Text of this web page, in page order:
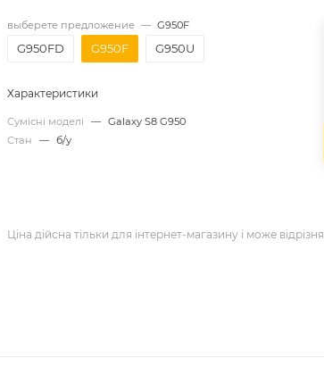
выберете предложение — G950F
G950FD G950F G950U
Характеристики
Сумісні моделі — Galaxy S8 G950
Стан
— б/у
Ціна дійсна тільки для інтернет-магазину і може